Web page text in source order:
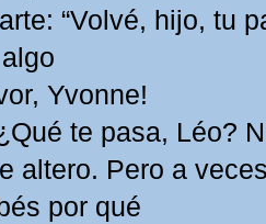
“Volvé, hijo, tu
Yvonne!
te pasa, Léo?
altero. Pero a
por qué